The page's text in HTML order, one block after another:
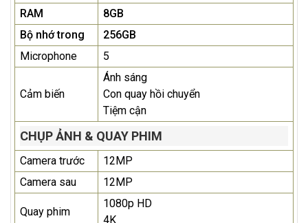
RAM
8GB
Bộ nhớ trong
256GB
Microphone
5
Cảm biến
Ánh sáng
Con quay hồi chuyển
Tiệm cận
CHỤP ẢNH & QUAY PHIM
Camera trước
12MP
Camera sau
12MP
Quay phim
1080p HD
4K